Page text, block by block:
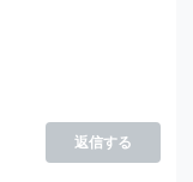
返信する